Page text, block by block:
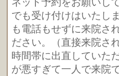
でも受け付けはいたし
も電話もせずに来院さ
ださい。（直接来院さ
時間帯に出直していた
が悪すぎて一人で来院